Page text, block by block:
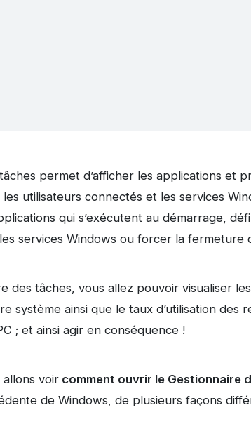
permet d’afficher les applications et
les utilisateurs connectés et les services
qui s’exécutent au démarrage,
services Windows ou forcer la fermeture
des tâches, vous allez pouvoir visualiser
système ainsi que le taux d’utilisation des
; et ainsi agir en conséquence !
voircomment ouvrir le Gestionnaire
de Windows, de plusieurs façons